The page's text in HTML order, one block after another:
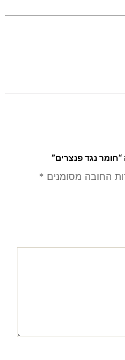
נגד פנצרים”
החובה מסומנים *